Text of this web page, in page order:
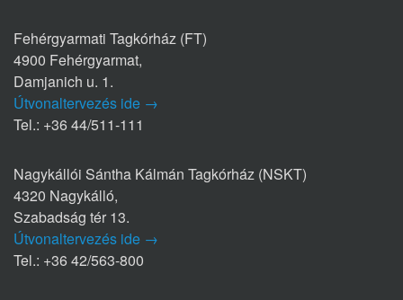
Fehérgyarmati Tagkórház (FT)
4900 Fehérgyarmat,
Damjanich u. 1.
Útvonaltervezés ide →
Tel.: +36 44/511-111
Nagykállói Sántha Kálmán Tagkórház (NSKT)
4320 Nagykálló,
Szabadság tér 13.
Útvonaltervezés ide →
Tel.: +36 42/563-800